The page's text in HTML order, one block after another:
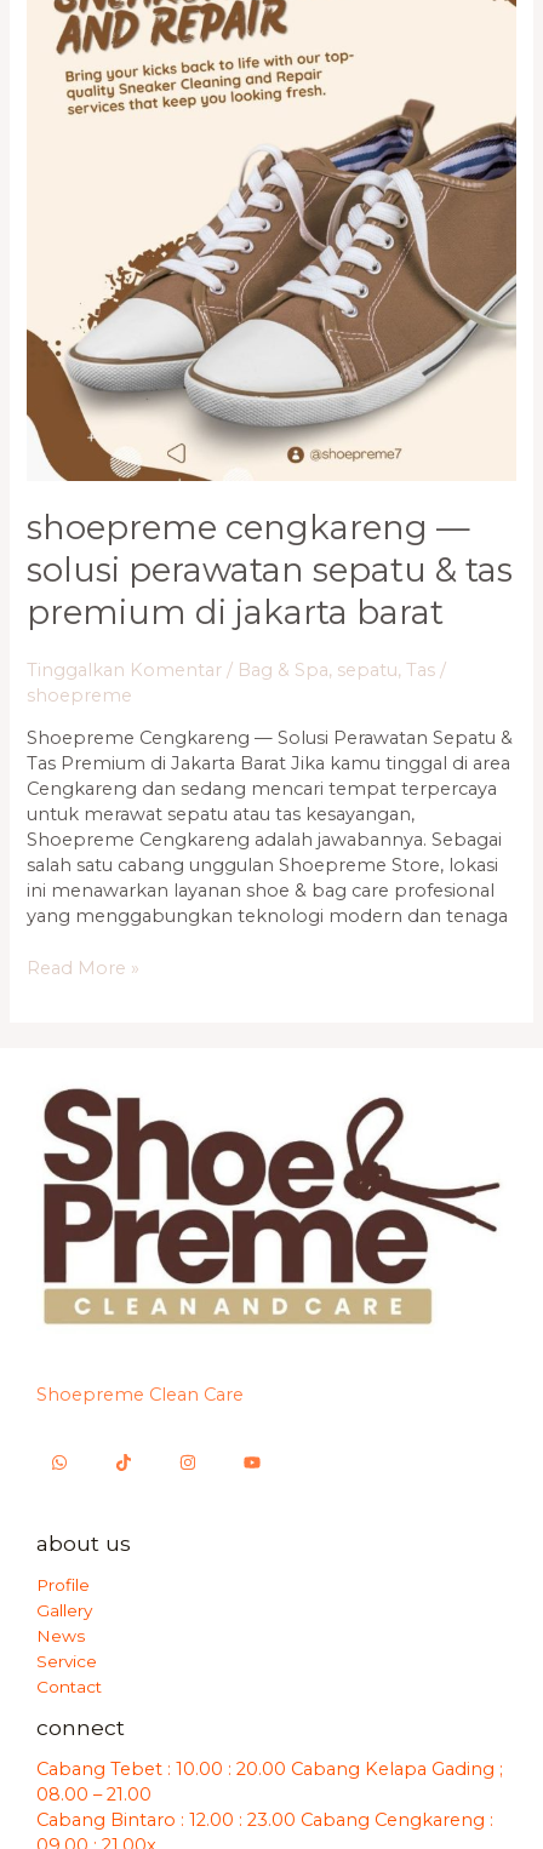
shoepreme cengkareng —
solusi perawatan sepatu & tas
premium di jakarta barat
Tinggalkan Komentar / Bag & Spa, sepatu,Tas /
shoepreme
Shoepreme Cengkareng — Solusi Perawatan Sepatu &
Tas Premium di Jakarta Barat Jika kamu tinggal di area
Cengkareng dan sedang mencari tempat terpercaya
untuk merawat sepatu atau tas kesayangan,
Shoepreme Cengkareng adalah jawabannya. Sebagai
salah satu cabang unggulan Shoepreme Store, lokasi
ini menawarkan layanan shoe & bag care profesional
yang menggabungkan teknologi modern dan tenaga
Sepatu
Premium
Read More »
Shoepreme Clean Care
about us
Profile
Gallery
News
Service
Contact
connect
Cabang Tebet : 10.00 : 20.00 Cabang Kelapa Gading ;
08.00 – 21.00
Cabang Bintaro : 12.00 : 23.00 Cabang Cengkareng :